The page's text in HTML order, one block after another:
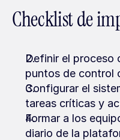
Checklist de
Definir el proceso
puntos de control
Configurar el
tareas críticas y
Formar a los
diario de la